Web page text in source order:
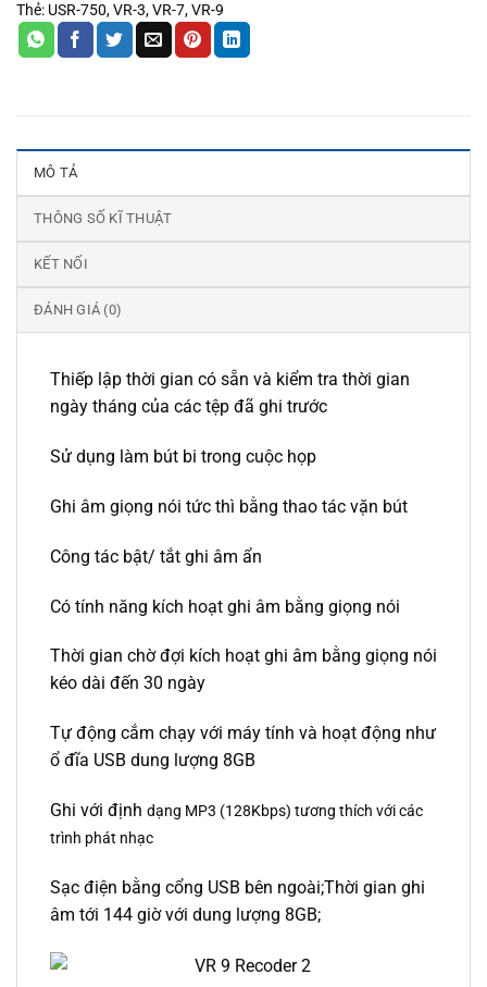
Thẻ: USR-750,VR-3,VR-7,VR-9
MÔ TẢ
THÔNG SỐ KĨ THUẬT
KẾT NỐI
ĐÁNH GIÁ (0)
Thiếp lập thời gian có sẵn và kiểm tra thời gian
ngày tháng của các tệp đã ghi trước
Sử dụng làm bút bi trong cuộc họp
Ghi âm giọng nói tức thì bằng thao tác vặn bút
Công tác bật/ tắt ghi âm ẩn
Có tính năng kích hoạt ghi âm bằng giọng nói
Thời gian chờ đợi kích hoạt ghi âm bằng giọng nói
kéo dài đến 30 ngày
Tự động cắm chạy với máy tính và hoạt động như
ổ đĩa USB dung lượng 8GB
Ghi với định dạng MP3 (128Kbps) tương thích với các
trình phát nhạc
Sạc điện bằng cổng USB bên ngoài;Thời gian ghi
âm tới 144 giờ với dung lượng 8GB;